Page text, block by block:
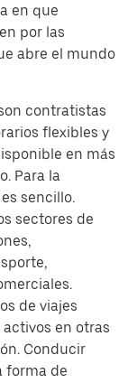
en que
por las
abre el mundo
contratistas
flexibles y
en más
Para la
sencillo.
sectores de
de viajes
en otras
Conducir
forma de